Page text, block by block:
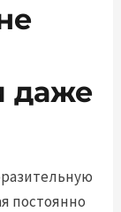
даже
постоянно